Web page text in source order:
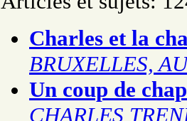
Charles et la
BRUXELLES,
Un coup de
CHARLES